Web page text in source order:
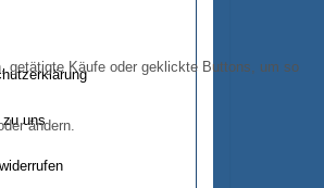
uns
getätigte Käufe oder geklickte Buttons, um so
ändern.